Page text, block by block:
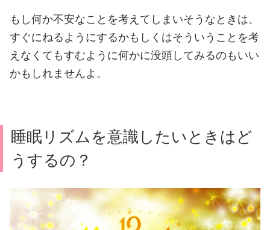
もし何か不安なことを考えてしまいそうなときは、
すぐにねるようにするかもしくはそういうことを考
えなくてもすむように何かに没頭してみるのもいい
かもしれませんよ。
睡眠リズムを意識したいときはど
うするの？